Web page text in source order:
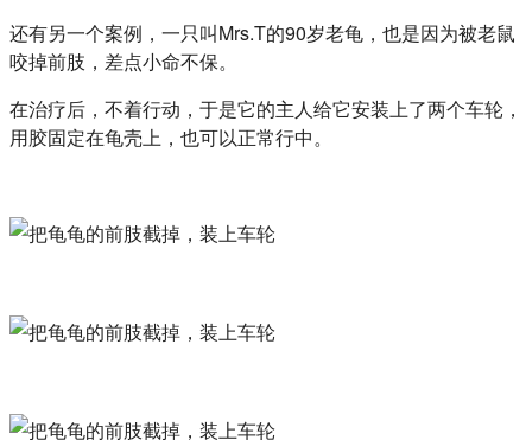
还有另一个案例，一只叫Mrs.T的90岁老龟，也是因为被老鼠
咬掉前肢，差点小命不保。
在治疗后，不着行动，于是它的主人给它安装上了两个车轮，
用胶固定在龟壳上，也可以正常行中。